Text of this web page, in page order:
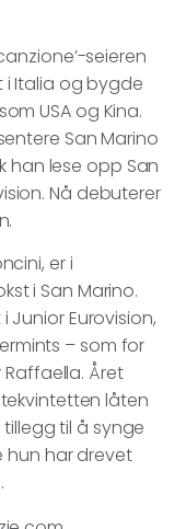
seieren
i Italia og bygde
USA og Kina.
San Marino
han lese opp San
Nå debuterer
er i
i San Marino.
Eurovision,
– som for
Raffaella. Året
låten
tillegg til å synge
hun har drevet